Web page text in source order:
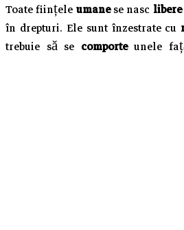
Toate ființeleumanese nasclibere
în drepturi. Ele sunt înzestrate cu
trebuie să se comporteunele